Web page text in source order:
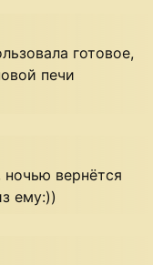
готовое,
печи
вернётся
ему:))